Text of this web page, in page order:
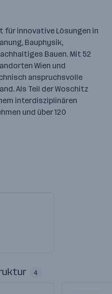
für innovative Lösungen in
Bauphysik,
Bauen. Mit 52
Wien und
anspruchsvolle
Als Teil der Woschitz
interdisziplinären
und über 120
4